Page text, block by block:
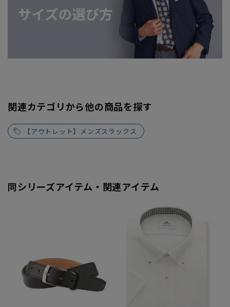
関連カテゴリから他の商品を探す
【アウトレット】メンズスラックス
同シリーズアイテム・関連アイテム